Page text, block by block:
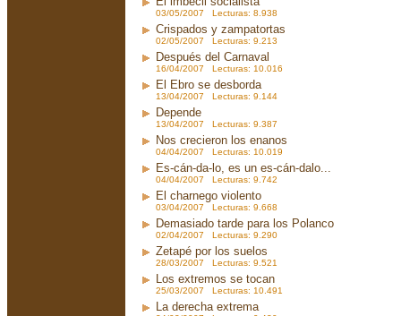
03/05/2007 Lecturas: 8.938
Crispados y zampatortas
02/05/2007 Lecturas: 9.213
Después del Carnaval
16/04/2007 Lecturas: 10.016
El Ebro se desborda
13/04/2007 Lecturas: 9.144
Depende
13/04/2007 Lecturas: 9.387
Nos crecieron los enanos
04/04/2007 Lecturas: 10.019
Es-cán-da-lo, es un es-cán-dalo...
04/04/2007 Lecturas: 9.742
El charnego violento
03/04/2007 Lecturas: 9.668
Demasiado tarde para los Polanco
02/04/2007 Lecturas: 9.290
Zetapé por los suelos
28/03/2007 Lecturas: 9.521
Los extremos se tocan
25/03/2007 Lecturas: 10.491
La derecha extrema